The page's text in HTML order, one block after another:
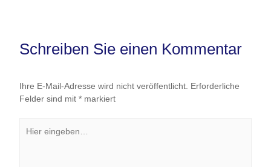
Schreiben Sie einen Kommentar
Ihre E-Mail-Adresse wird nicht veröffentlicht. Erforderliche
Felder sind mit *markiert
eingeben…